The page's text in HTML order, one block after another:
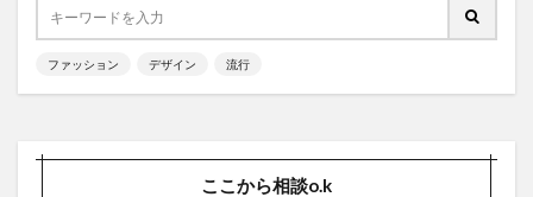
ファッション デザイン 流行
ここから相談o.k